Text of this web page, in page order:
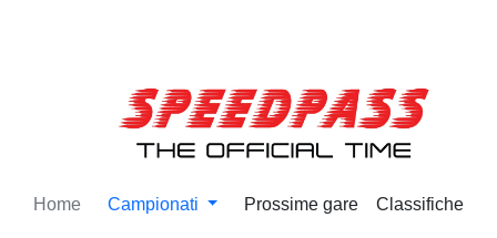
Home Campionati Prossime gare Classifiche